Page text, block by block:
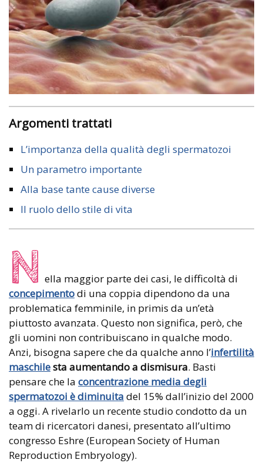
Argomenti trattati
L’importanza della qualità degli spermatozoi
Un parametro importante
Alla base tante cause diverse
Il ruolo dello stile di vita
N ella maggior parte dei casi, le difficoltà di
concepimentodi una coppia dipendono da una
problematica femminile, in primis da un’età
piuttosto avanzata. Questo non significa, però, che
gli uomini non contribuiscano in qualche modo.
Anzi, bisogna sapere che da qualche anno l’infertilità
maschilesta aumentando a dismisura. Basti
pensare che la concentrazione media degli
spermatozoi è diminuita del 15% dall’inizio del 2000
a oggi. A rivelarlo un recente studio condotto da un
team di ricercatori danesi, presentato all’ultimo
congresso Eshre (European Society of Human
Reproduction Embryology).